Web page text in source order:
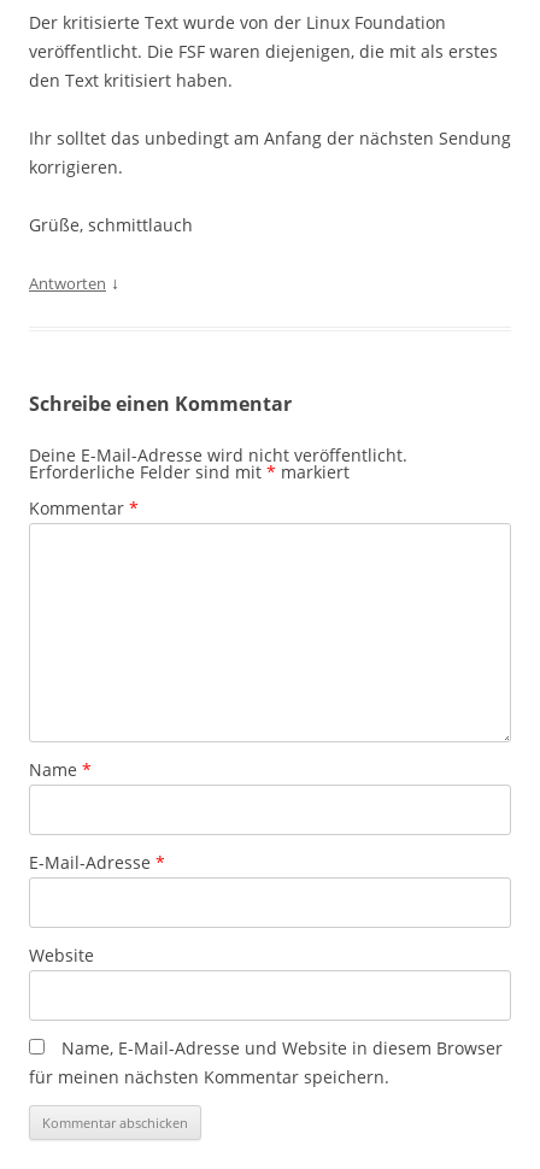
Der kritisierte Text wurde von der Linux Foundation
veröffentlicht. Die FSF waren diejenigen, die mit als erstes
den Text kritisiert haben.
Ihr solltet das unbedingt am Anfang der nächsten Sendung
korrigieren.
Grüße, schmittlauch
Antworten ↓
Schreibe einen Kommentar
Deine E-Mail-Adresse wird nicht veröffentlicht.
Erforderliche Felder sind mit * markiert
Kommentar *
Name *
E-Mail-Adresse *
Website
Name, E-Mail-Adresse und Website in diesem Browser
für meinen nächsten Kommentar speichern.